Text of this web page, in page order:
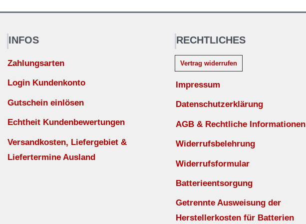
INFOS
Zahlungsarten
Login Kundenkonto
Gutschein einlösen
Echtheit Kundenbewertungen
Versandkosten, Liefergebiet &
Liefertermine Ausland
RECHTLICHES
Vertrag widerrufen
Impressum
Datenschutzerklärung
AGB & Rechtliche Informationen
Widerrufsbelehrung
Widerrufsformular
Batterieentsorgung
Getrennte Ausweisung der
Herstellerkosten für Batterien